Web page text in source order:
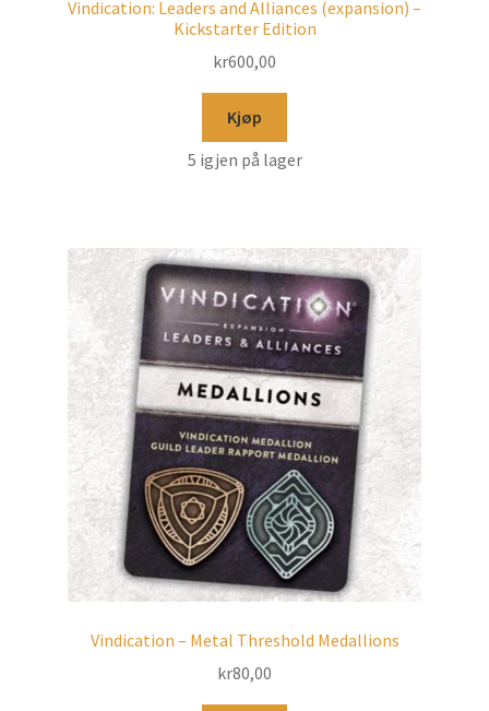
Vindication: Leaders and Alliances (expansion) –
Kickstarter Edition
kr600,00
Kjøp
5 igjen på lager
Vindication – Metal Threshold Medallions
kr80,00